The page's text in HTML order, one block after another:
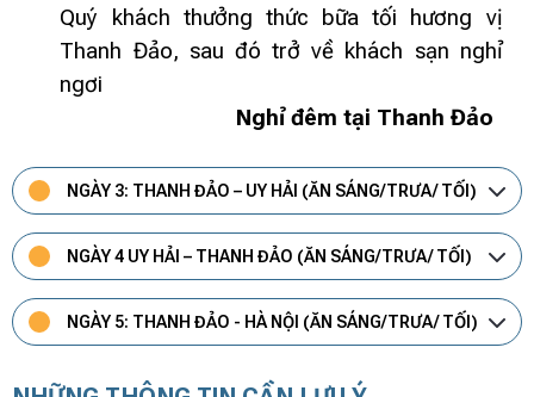
Quý khách thưởng thức bữa tối hương vị
Thanh Đảo, sau đó trở về khách sạn nghỉ
ngơi
Nghỉ đêm tại Thanh Đảo
NGÀY 3: THANH ĐẢO – UY HẢI (ĂN SÁNG/TRƯA/ TỐI)
NGÀY 4 UY HẢI – THANH ĐẢO (ĂN SÁNG/TRƯA/ TỐI)
NGÀY 5: THANH ĐẢO - HÀ NỘI (ĂN SÁNG/TRƯA/ TỐI)